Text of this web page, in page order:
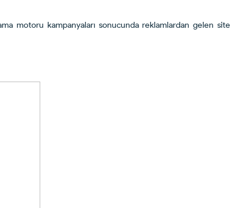
motoru kampanyaları sonucunda reklamlardan gelen site